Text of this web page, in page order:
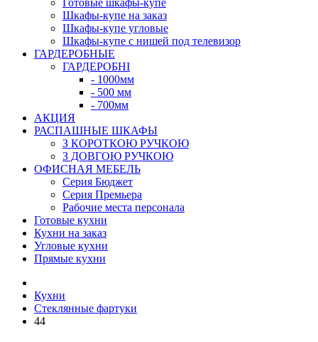
Готовые шкафы-купе
Шкафы-купе на заказ
Шкафы-купе угловые
Шкафы-купе с нишей под телевизор
ГАРДЕРОБНЫЕ
ГАРДЕРОБНІ
- 1000мм
- 500 мм
- 700мм
АКЦИЯ
РАСПАШНЫЕ ШКАФЫ
З КОРОТКОЮ РУЧКОЮ
З ДОВГОЮ РУЧКОЮ
ОФИСНАЯ МЕБЕЛЬ
Серия Бюджет
Серия Премьера
Рабочие места персонала
Готовые кухни
Кухни на заказ
Угловые кухни
Прямые кухни
Кухни
Стеклянные фартуки
44